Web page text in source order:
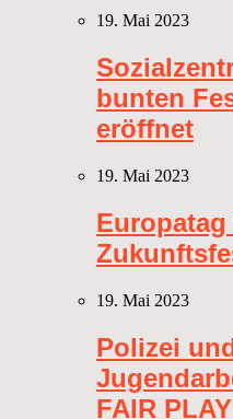
19. Mai 2023
bunten
eröffnet
19. Mai 2023
19. Mai 2023
Polizei
FAIR PLAY